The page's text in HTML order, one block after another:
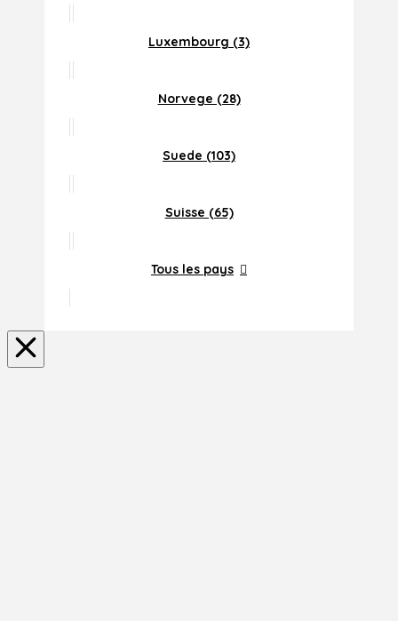
Luxembourg (3)
Norvege (28)
Suede (103)
Suisse (65)
Tous les pays